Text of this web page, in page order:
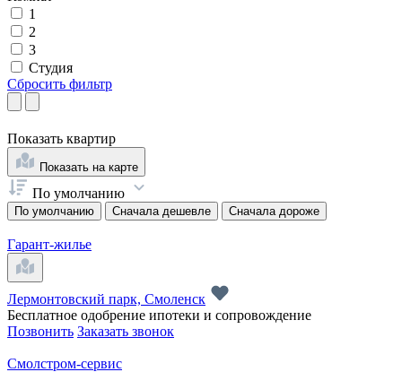
1
2
3
Студия
Сбросить фильтр
Показать квартир
Показать на карте
По умолчанию
По умолчанию Сначала дешевле Сначала дороже
Гарант-жилье
Лермонтовский парк, Смоленск
Бесплатное одобрение ипотеки и сопровождение
Позвонить Заказать звонок
Смолстром-сервис